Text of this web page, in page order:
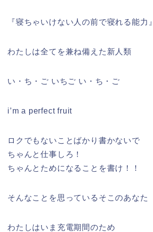
『寝ちゃいけない人の前で寝れる能力』
わたしは全てを兼ね備えた新人類
い・ち・ご いちご い・ち・ご
i’m a perfect fruit
ロクでもないことばかり書かないで
ちゃんと仕事しろ！
ちゃんとためになることを書け！！
そんなことを思っているそこのあなた
わたしはいま充電期間のため